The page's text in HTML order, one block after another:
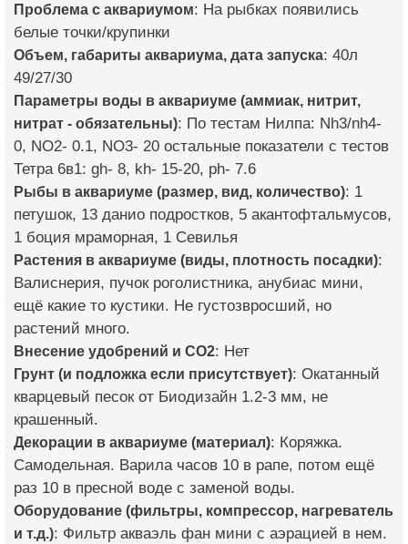
Проблема с аквариумом: На рыбках появились
белые точки/крупинки
Объем, габариты аквариума, дата запуска: 40л
49/27/30
Параметры воды в аквариуме (аммиак, нитрит,
нитрат - обязательны): По тестам Нилпа: Nh3/nh4-
0, NO2- 0.1, NO3- 20 остальные показатели с тестов
Тетра 6в1: gh- 8, kh- 15-20, ph- 7.6
Рыбы в аквариуме (размер, вид, количество): 1
петушок, 13 данио подростков, 5 акантофтальмусов,
1 боция мраморная, 1 Севилья
Растения в аквариуме (виды, плотность посадки):
Валиснерия, пучок роголистника, анубиас мини,
ещё какие то кустики. Не густозвросший, но
растений много.
Внесение удобрений и CO2: Нет
Грунт (и подложка если присутствует): Окатанный
кварцевый песок от Биодизайн 1.2-3 мм, не
крашенный.
Декорации в аквариуме (материал): Коряжка.
Самодельная. Варила часов 10 в рапе, потом ещё
раз 10 в пресной воде с заменой воды.
Оборудование (фильтры, компрессор, нагреватель
и т.д.): Фильтр акваэль фан мини с аэрацией в нем.